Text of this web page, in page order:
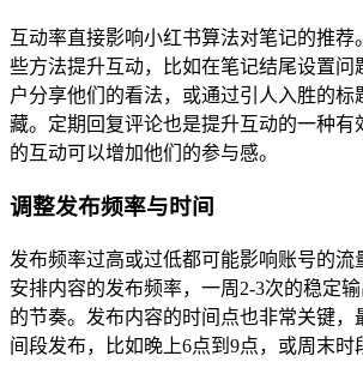
互动率直接影响小红书算法对笔记的推荐
些方法提升互动，比如在笔记结尾设置问
户分享他们的看法，或通过引人入胜的标
藏。定期回复评论也是提升互动的一种有
的互动可以增加他们的参与感。
调整发布频率与时间
发布频率过高或过低都可能影响账号的流
安排内容的发布频率，一周2-3次的稳定
的节奏。发布内容的时间点也非常关键，
间段发布，比如晚上6点到9点，或周末时